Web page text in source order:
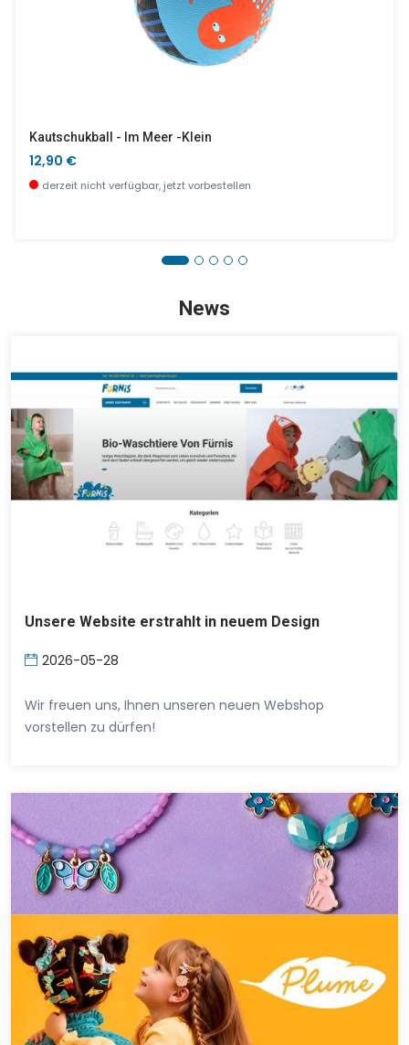
Meeresgestalten, Wasserperlen
Papagei Edelstahlflasche 0,5l
Kautschukball - Im Meer -klein
12,90 €
derzeit nicht verfügbar, jetzt vorbestellen
News
Unsere Website erstrahlt in neuem Design
2026-05-28
Wir freuen uns, Ihnen unseren neuen Webshop
vorstellen zu dürfen!